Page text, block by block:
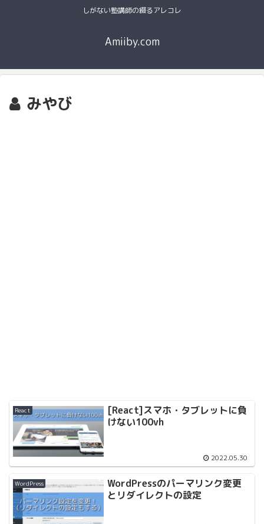
しがない塾講師の綴るアレコレ
Amiiby.com
みやび
React
[React]スマホ・タブレットに負
けない100vh
2022.05.30
WordPress
WordPressのパーマリンク変更
とリダイレクトの設定